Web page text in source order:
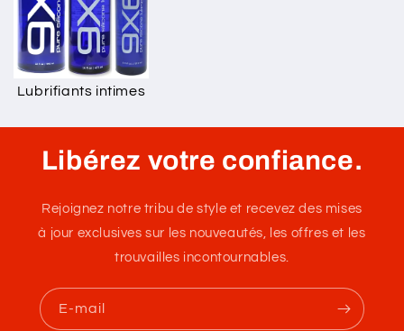
Lubrifiants intimes
Libérez votre confiance.
Rejoignez notre tribu de style et recevez des mises
à jour exclusives sur les nouveautés, les offres et les
trouvailles incontournables.
E-mail